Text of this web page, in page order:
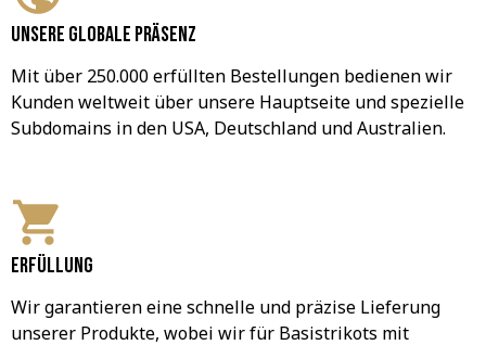
Unsere globale Präsenz
Mit über 250.000 erfüllten Bestellungen bedienen wir
Kunden weltweit über unsere Hauptseite und spezielle
Subdomains in den USA, Deutschland und Australien.
Erfüllung
Wir garantieren eine schnelle und präzise Lieferung
unserer Produkte, wobei wir für Basistrikots mit